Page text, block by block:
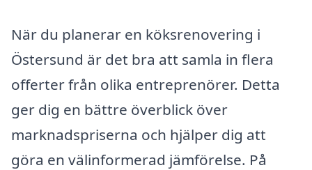
När du planerar en köksrenovering i
Östersund är det bra att samla in flera
offerter från olika entreprenörer. Detta
ger dig en bättre överblick över
marknadspriserna och hjälper dig att
göra en välinformerad jämförelse. På